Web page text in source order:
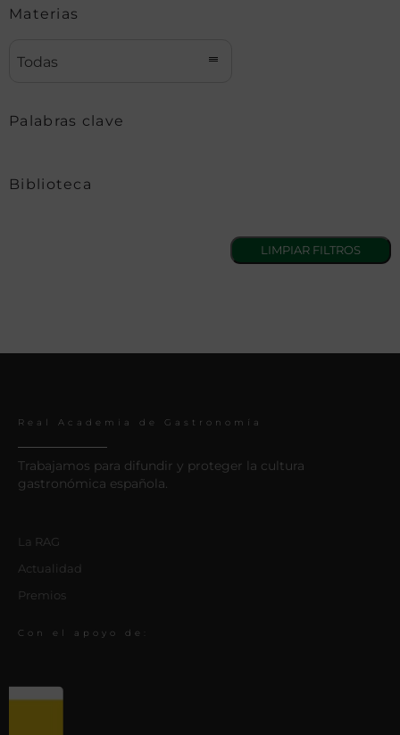
Materias
Todas
Palabras clave
Biblioteca
Real Academia de Gastronomía
Trabajamos para difundir y proteger la cultura
gastronómica española.
La RAG
Actualidad
Premios
Con el apoyo de: